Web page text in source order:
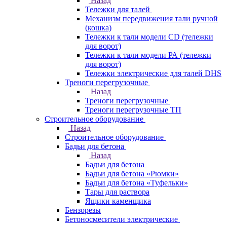
Тележки для талей
Механизм передвижения тали ручной
(кошка)
Тележки к тали модели CD (тележки
для ворот)
Тележки к тали модели РА (тележки
для ворот)
Тележки электрические для талей DHS
Треноги перегрузочные
Назад
Треноги перегрузочные
Треноги перегрузочные ТП
Строительное оборудование
Назад
Строительное оборудование
Бадьи для бетона
Назад
Бадьи для бетона
Бадьи для бетона «Рюмки»
Бадьи для бетона «Туфельки»
Тары для раствора
Ящики каменщика
Бензорезы
Бетоносмесители электрические